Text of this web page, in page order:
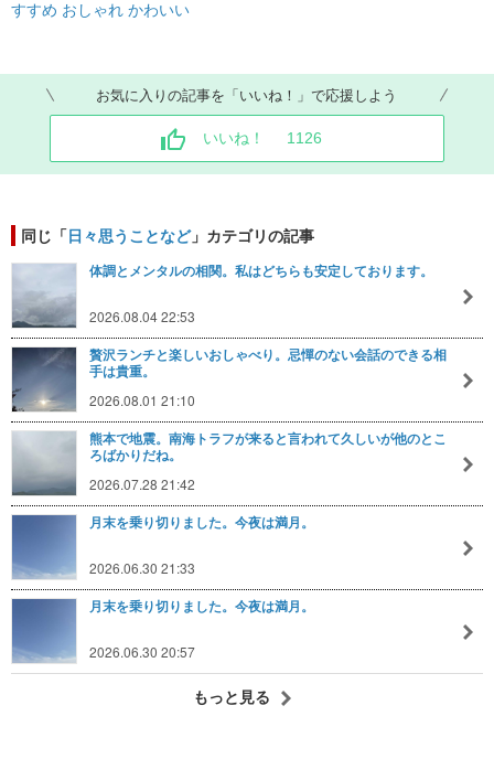
すすめ おしゃれ かわいい
お気に入りの記事を「いいね！」で応援しよう
いいね！ 1126
同じ「日々思うことなど」カテゴリの記事
体調とメンタルの相関。私はどちらも安定しております。
2026.08.04 22:53
贅沢ランチと楽しいおしゃべり。忌憚のない会話のできる相
手は貴重。
2026.08.01 21:10
熊本で地震。南海トラフが来ると言われて久しいが他のとこ
ろばかりだね。
2026.07.28 21:42
月末を乗り切りました。今夜は満月。
2026.06.30 21:33
月末を乗り切りました。今夜は満月。
2026.06.30 20:57
もっと見る